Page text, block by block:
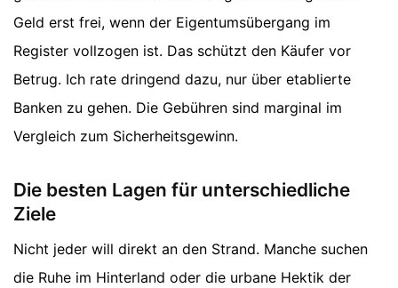
Geld erst frei, wenn der Eigentumsübergang im
Register vollzogen ist. Das schützt den Käufer vor
Betrug. Ich rate dringend dazu, nur über etablierte
Banken zu gehen. Die Gebühren sind marginal im
Vergleich zum Sicherheitsgewinn.
Die besten Lagen für unterschiedliche
Ziele
Nicht jeder will direkt an den Strand. Manche suchen
die Ruhe im Hinterland oder die urbane Hektik der